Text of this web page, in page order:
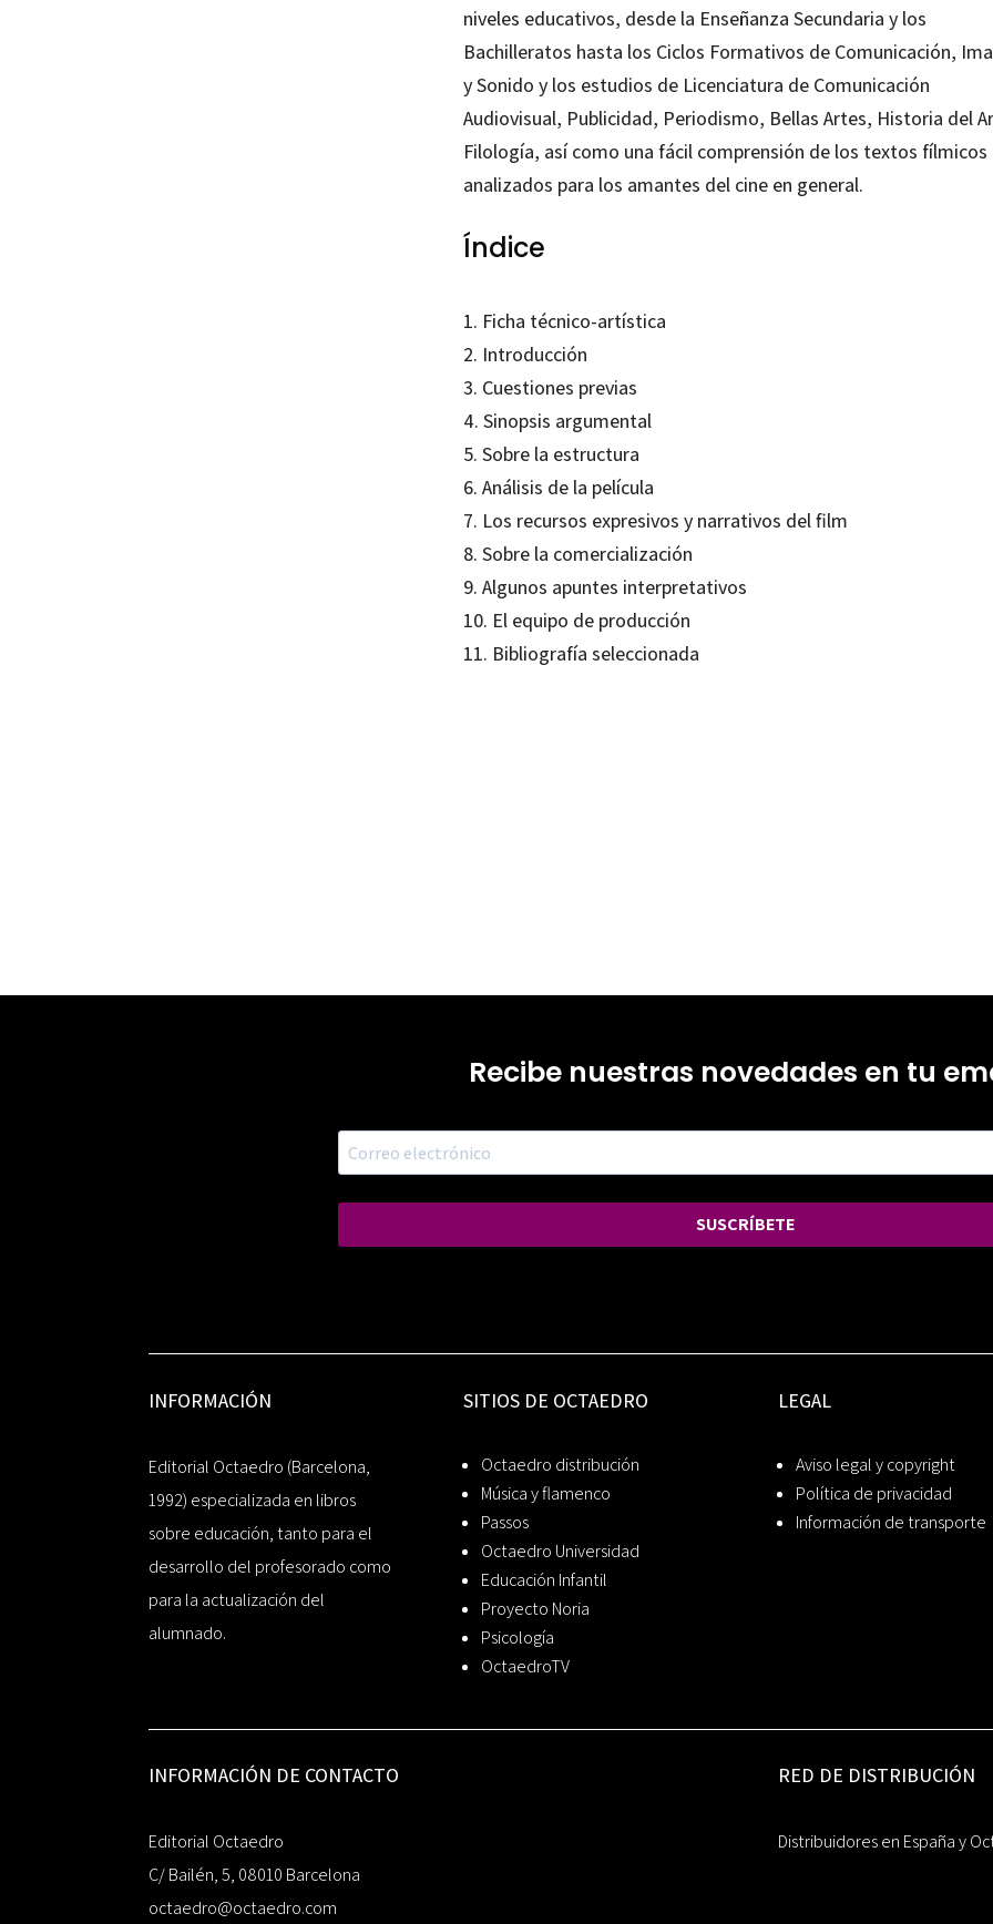
niveles educativos, desde la Enseñanza Secundaria y los
Bachilleratos hasta los Ciclos Formativos de Comunicación,
y Sonido y los estudios de Licenciatura de Comunicación
Audiovisual, Publicidad, Periodismo, Bellas Artes, Historia del
Filología, así como una fácil comprensión de los textos fílmicos
analizados para los amantes del cine en general.
Índice
1. Ficha técnico-artística
2. Introducción
3. Cuestiones previas
4. Sinopsis argumental
5. Sobre la estructura
6. Análisis de la película
7. Los recursos expresivos y narrativos del film
8. Sobre la comercialización
9. Algunos apuntes interpretativos
10. El equipo de producción
11. Bibliografía seleccionada
Recibe nuestras novedades en tu
SUSCRÍBETE
INFORMACIÓN
Editorial Octaedro (Barcelona,
1992) especializada en libros
sobre educación, tanto para el
desarrollo del profesorado como
para la actualización del
alumnado.
SITIOS DE OCTAEDRO
Octaedro distribución
Música y flamenco
Passos
Octaedro Universidad
Educación Infantil
Proyecto Noria
Psicología
OctaedroTV
LEGAL
Aviso legal y copyright
Política de privacidad
Información de transporte
INFORMACIÓN DE CONTACTO
Editorial Octaedro
C/ Bailén, 5, 08010 Barcelona
octaedro@octaedro.com
RED DE DISTRIBUCIÓN
Distribuidores en España y